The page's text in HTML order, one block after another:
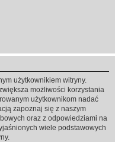
użytkownikiem witryny.
możliwości korzystania
użytkownikom nadać
zapoznaj się z naszym
oraz z odpowiedziami na
wiele podstawowych